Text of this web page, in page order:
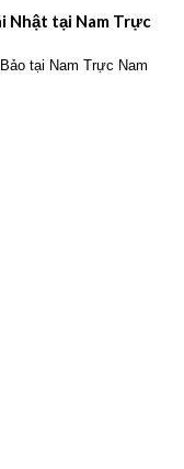
Nhật tại Nam Trực
tại Nam Trực Nam